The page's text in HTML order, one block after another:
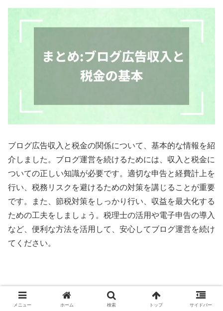
ブログ広告収入と税金の関係について、基本的な情報を紹
介しました。ブログ運営を続けるためには、収入と税金に
ついての正しい知識が必要です。適切な申告と経費計上を
行い、税務リスクを避けるための対策を講じることが重要
です。また、節税対策をしっかり行い、収益を最大化する
ための工夫をしましょう。税理士の活用や電子申告の導入
など、便利な方法を活用して、安心してブログ運営を続け
てください。
ブログ
メニュー ホーム 検索 トップ サイドバー